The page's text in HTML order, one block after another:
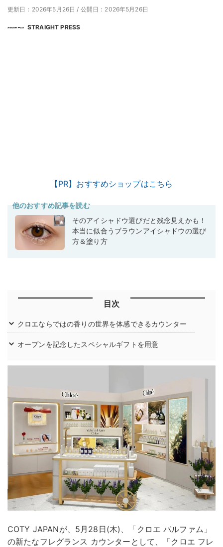
更新日：2026年5月26日 / 公開日：2026年5月26日
STRAIGHT PRESS
【PR】おすすめショップはこちら
他のおすすめ記事を読む
そのアイシャドウ選びだと残念見えかも！
本当に似合うブラウンアイシャドウの選び
方＆塗り方
目次
クロエならではの香りの世界を体感できるカウンター
オープンを記念したスペシャルギフトを用意
COTY JAPANが、5月28日(木)、「クロエ パルファム」
の新たなフレグランス カウンターとして、「クロエ フレ